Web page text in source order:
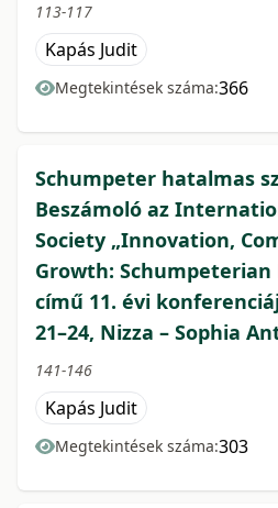
113-117
Kapás Judit
Megtekintések száma:366
Schumpeter hatalmas
Beszámoló az
Society „Innovation,
Growth: Schumpeterian
című 11. évi
21–24, Nizza – Sophia
141-146
Kapás Judit
Megtekintések száma:303